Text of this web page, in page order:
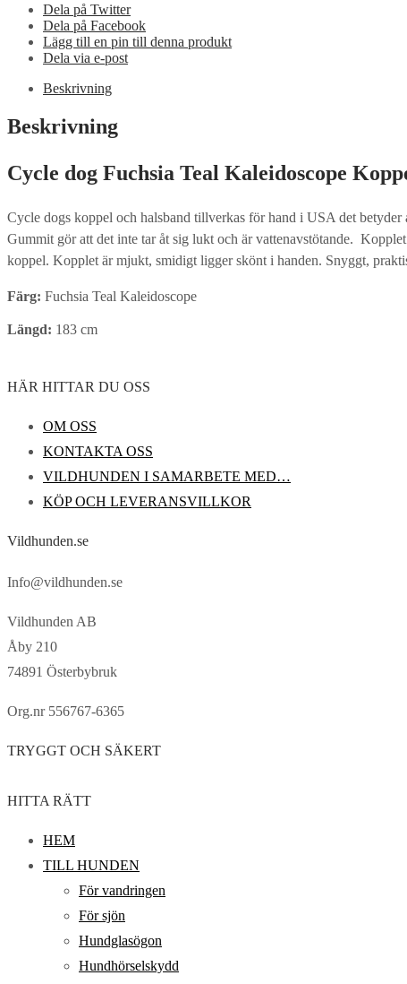
Dela på Twitter
Dela på Facebook
Lägg till en pin till denna produkt
Dela via e-post
Beskrivning
Beskrivning
Cycle dog Fuchsia Teal Kaleidoscope
Cycle dogs koppel och halsband tillverkas för hand i USA det
Gummit gör att det inte tar åt sig lukt och är vattenavstötande.
koppel. Kopplet är mjukt, smidigt ligger skönt i handen. Snyggt,
Färg: Fuchsia Teal Kaleidoscope
Längd: 183 cm
HÄR HITTAR DU OSS
OM OSS
KONTAKTA OSS
VILDHUNDEN I SAMARBETE MED…
KÖP OCH LEVERANSVILLKOR
Vildhunden.se
Info@vildhunden.se
Vildhunden AB
Åby 210
74891 Österbybruk
Org.nr 556767-6365
TRYGGT OCH SÄKERT
HITTA RÄTT
HEM
TILL HUNDEN
För vandringen
För sjön
Hundglasögon
Hundhörselskydd